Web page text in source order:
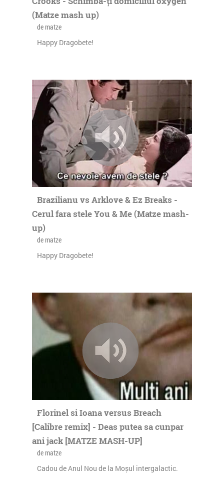
(Matze mash up)
de matze
Happy Dragobete!
Brazilianu vs Arklove & Ez Breaks -
Cerul fara stele You & Me (Matze mash-
up)
de matze
Happy Dragobete!
Florinel si Ioana versus Breach
[Calibre remix] - Deas putea sa cunpar
ani jack [MATZE MASH-UP]
de matze
Cadou de Anul Nou de la Moșul intergalactic.